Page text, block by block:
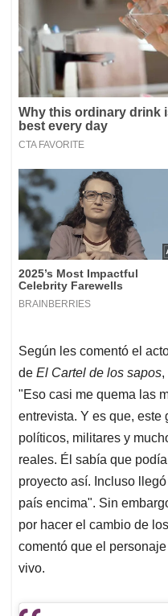
Según les comentó el
de El Cartel de los sapos,
"Eso casi me quema las
entrevista. Y es que, este
políticos, militares y
reales. Él sabía que
proyecto así. Incluso
país encima". Sin
por hacer el cambio de
comentó que el
vivo.